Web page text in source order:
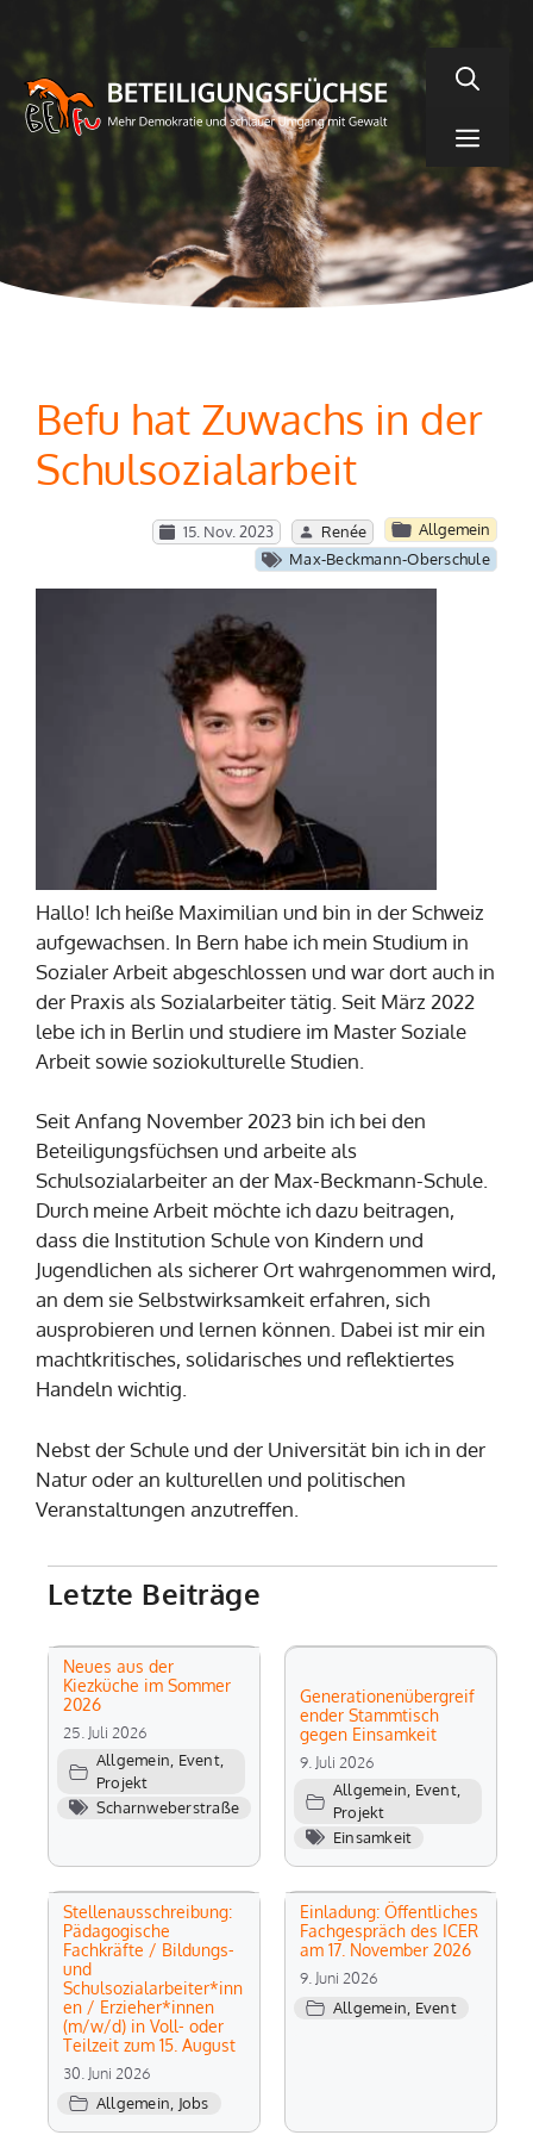
springen
Befu hat Zuwachs in der
Schulsozialarbeit
15. Nov. 2023 Renée
Allgemein
Max-Beckmann-Oberschule
Hallo! Ich heiße Maximilian und bin in der Schweiz
aufgewachsen. In Bern habe ich mein Studium in
Sozialer Arbeit abgeschlossen und war dort auch in
der Praxis als Sozialarbeiter tätig. Seit März 2022
lebe ich in Berlin und studiere im Master Soziale
Arbeit sowie soziokulturelle Studien.
Seit Anfang November 2023 bin ich bei den
Beteiligungsfüchsen und arbeite als
Schulsozialarbeiter an der Max-Beckmann-Schule.
Durch meine Arbeit möchte ich dazu beitragen,
dass die Institution Schule von Kindern und
Jugendlichen als sicherer Ort wahrgenommen wird,
an dem sie Selbstwirksamkeit erfahren, sich
ausprobieren und lernen können. Dabei ist mir ein
machtkritisches, solidarisches und reflektiertes
Handeln wichtig.
Nebst der Schule und der Universität bin ich in der
Natur oder an kulturellen und politischen
Veranstaltungen anzutreffen.
Letzte Beiträge
Neues aus der
Kiezküche im Sommer
2026
25. Juli 2026
Allgemein, Event,
Projekt
Scharnweberstraße
Generationenübergreif
ender Stammtisch
gegen Einsamkeit
9. Juli 2026
Allgemein, Event,
Projekt
Einsamkeit
Stellenausschreibung:
Pädagogische
Fachkräfte / Bildungs-
und
Schulsozialarbeiter*inn
en / Erzieher*innen
(m/w/d) in Voll- oder
Teilzeit zum 15. August
30. Juni 2026
Allgemein Jobs
Einladung: Öffentliches
Fachgespräch des ICER
am 17. November 2026
9. Juni 2026
Allgemein Event